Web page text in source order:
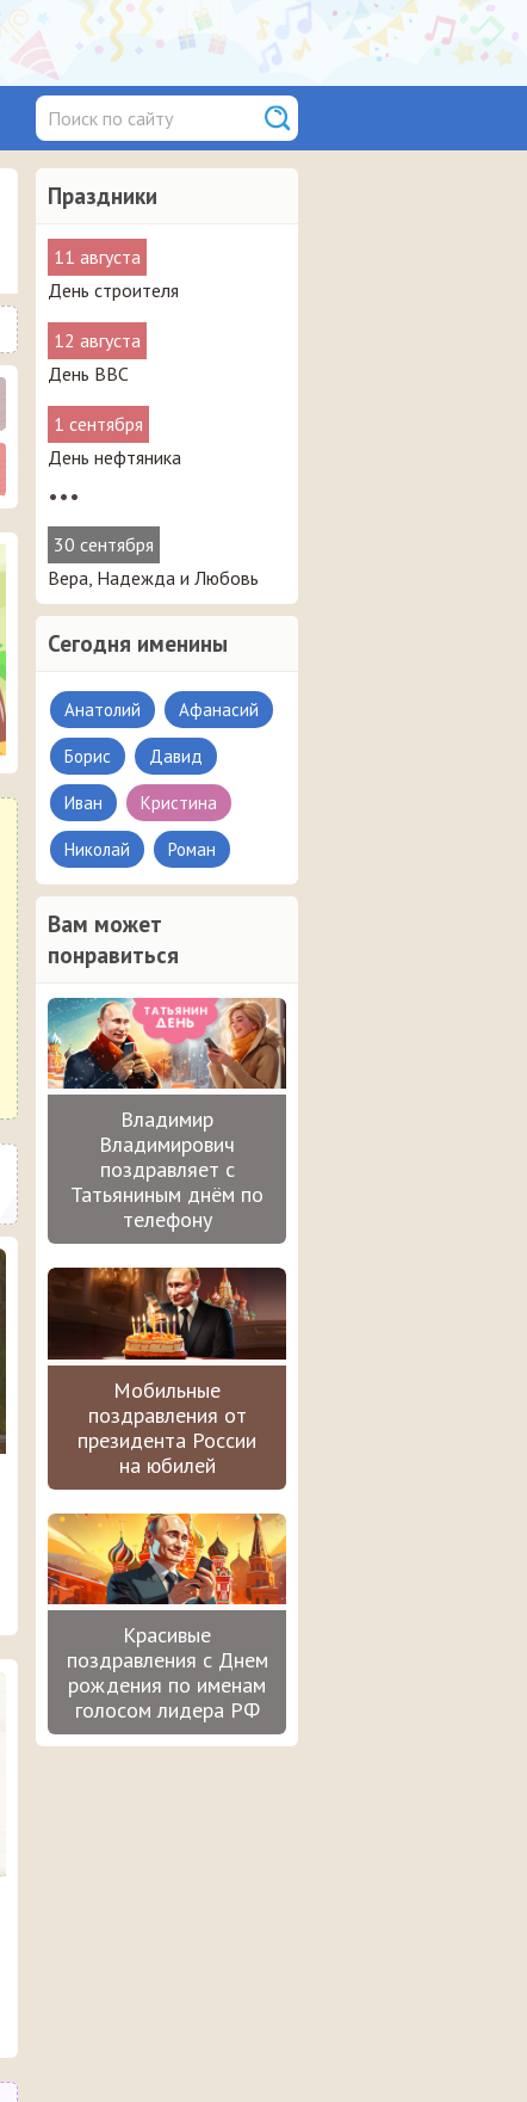
Праздники
11 августа
День строителя
12 августа
День ВВС
1 сентября
День нефтяника
•••
30 сентября
Вера, Надежда и Любовь
Сегодня именины
Анатолий Афанасий
Борис Давид
Иван Кристина
Николай Роман
Вам может
понравиться
Владимир
Владимирович
поздравляет с
Татьяниным днём по
телефону
Мобильные
поздравления от
президента России
на юбилей
Красивые
поздравления с Днем
рождения по именам
голосом лидера РФ